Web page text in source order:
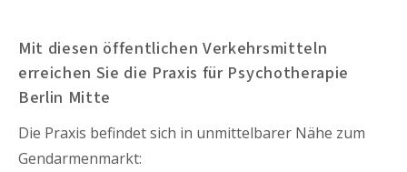
Mit diesen öffentlichen Verkehrsmitteln
erreichen Sie die Praxis für Psychotherapie
Berlin Mitte
Die Praxis befindet sich in unmittelbarer Nähe zum
Gendarmenmarkt: